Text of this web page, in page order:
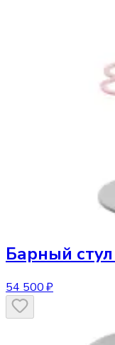
Барный стул
54 500 ₽